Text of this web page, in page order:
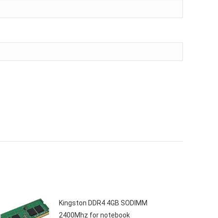
Kingston DDR4 4GB SODIMM
2400Mhz for notebook